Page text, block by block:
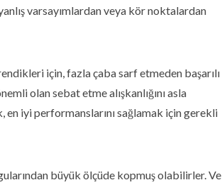
varsayımlardan veya kör noktalardan
için, fazla çaba sarf etmeden başarılı
olan sebat etme alışkanlığını asla
iyi performanslarını sağlamak için gerekli
büyük ölçüde kopmuş olabilirler. Ve